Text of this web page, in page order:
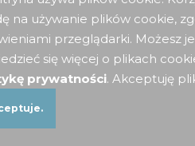
na
Członków
na używanie plików cookie,
przeglądarki. Możesz
się więcej o plikach
prywatności. Akceptuję